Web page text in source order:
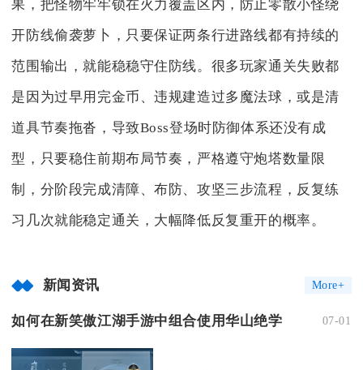
果，把怪物牢牢锁在火力覆盖区内，防止零散小怪绕
开防线偷袭萝卜，只要保证两条行进路线都有持续的
范围输出，就能稳稳守住防线。很多玩家通关失败都
是因为过早用完金币、违规建造过多魔法球，或是清
道具节奏拖沓，导致Boss登场时防御体系还没有成
型，只要稳住前期布局节奏，严格遵守炮塔数量限
制，分阶段完成清障、布防、攻坚三步流程，反复练
习几次就能稳定通关，大幅降低反复重开的概率。
新闻资讯 More+
如何在新笑傲江湖手游中组合使用华山绝学 07-01